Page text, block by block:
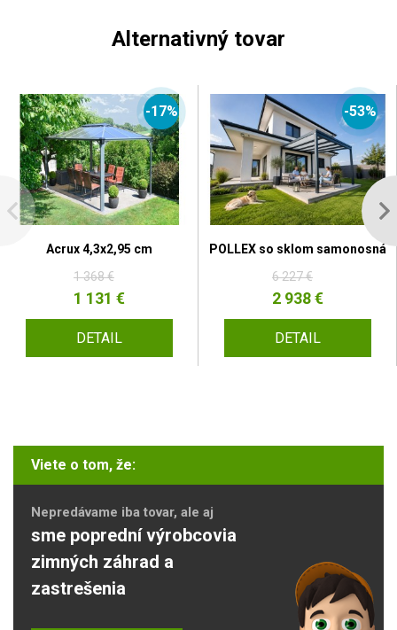
Alternativný tovar
-17%
Acrux 4,3x2,95 cm
1 368 €
1 131 €
DETAIL
-53%
POLLEX so sklom samonosná
6 227 €
2 938 €
DETAIL
Viete o tom, že:
Nepredávame iba tovar, ale aj
sme poprední výrobcovia
zimných záhrad a
zastrešenia